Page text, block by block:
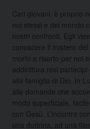
Cari giovani, è proprio
noi stessi e del mondo
nostri confronti. Egli
conoscere il mistero
morto e risorto per noi
addirittura resi
alla famiglia di Dio. In
alle domande che
modo superficiale,
con Gesù. L’incontro
una dottrina, ad una